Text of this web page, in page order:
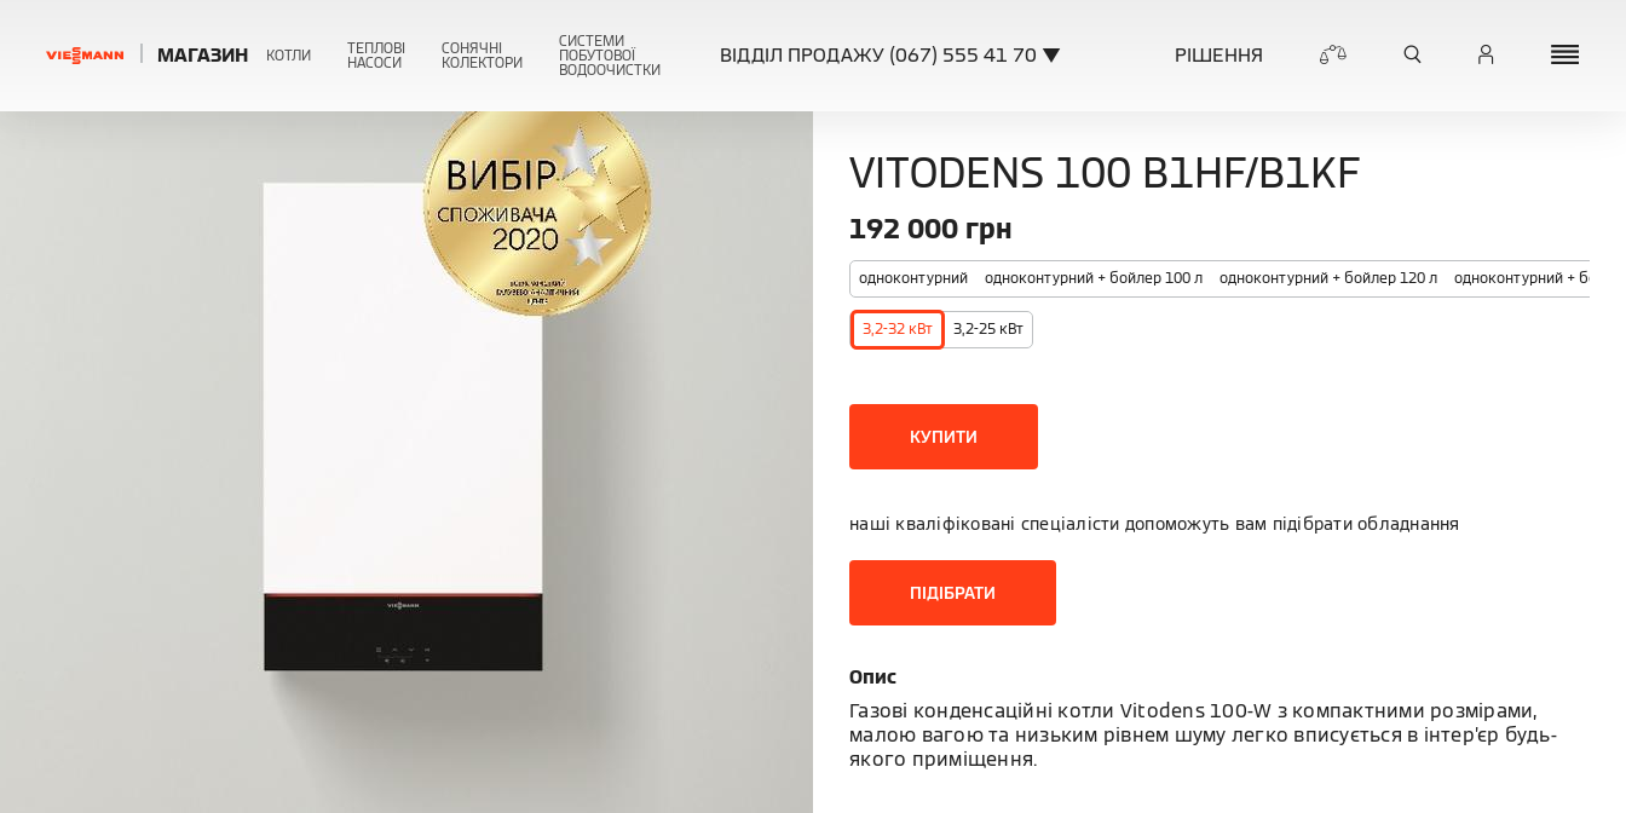
МАГАЗИН КОТЛИ ТЕПЛОВІ
НАСОСИ
СОНЯЧНІ
КОЛЕКТОРИ
СИСТЕМИ
ПОБУТОВОЇ
ВОДООЧИСТКИ
ВІДДІЛ ПРОДАЖУ (067) 555 41 70 ▼ РІШЕННЯ
VITODENS 100 B1HF/B1KF
192 000 грн
одноконтурний одноконтурний + бойлер 100 л одноконтурний + бойлер 120 л одноконтурний +
3,2-32 кВт 3,2-25 кВт
КУПИТИ
наші кваліфіковані спеціалісти допоможуть вам підібрати обладнання
ПІДІБРАТИ
Опис
Газові конденсаційні котли Vitodens 100-W з компактними розмірами,
малою вагою та низьким рівнем шуму легко вписується в інтер’єр будь-
якого приміщення.